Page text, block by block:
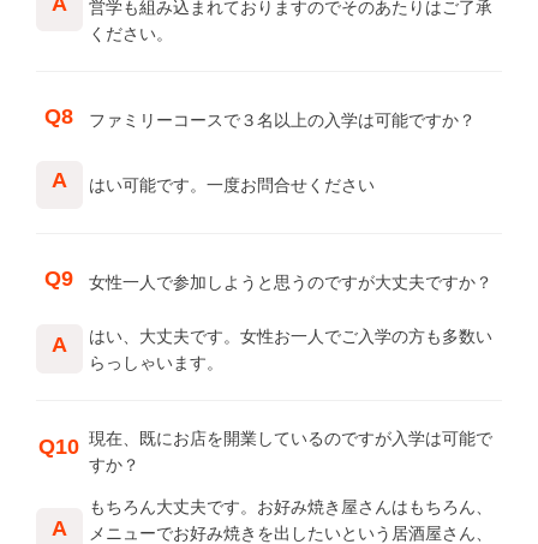
営学も組み込まれておりますのでそのあたりはご了承
ください。
Q8 ファミリーコースで３名以上の入学は可能ですか？
A はい可能です。一度お問合せください
Q9 女性一人で参加しようと思うのですが大丈夫ですか？
A
はい、大丈夫です。女性お一人でご入学の方も多数い
らっしゃいます。
Q10 現在、既にお店を開業しているのですが入学は可能で
すか？
A
もちろん大丈夫です。お好み焼き屋さんはもちろん、
メニューでお好み焼きを出したいという居酒屋さん、